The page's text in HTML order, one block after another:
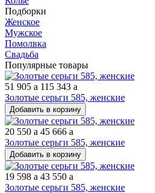
Подборки
Женское
Мужское
Помолвка
Свадьба
Популярные товары
51 905 a 115 343 a
Золотые серьги 585, женские
Добавить в корзину
20 550 a 45 666 a
Золотые серьги 585, женские
Добавить в корзину
19 598 a 43 550 a
Золотые серьги 585, женские